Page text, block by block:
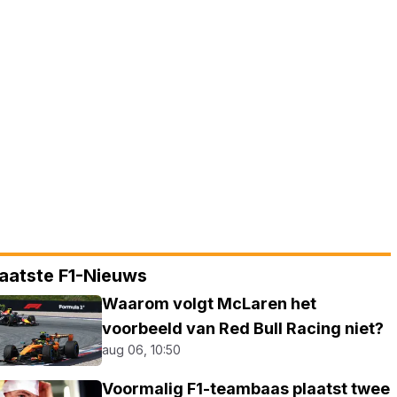
F1-Nieuws
Waarom volgt McLaren het
voorbeeld van Red Bull Racing niet?
aug 06, 10:50
Voormalig F1-teambaas plaatst twee